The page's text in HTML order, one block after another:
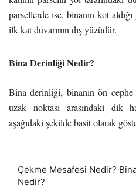
parsellerde ise, binanın kot
ilk kat duvarının dış yüzüdür.
Bina Derinliği Nedir?
Bina derinliği, binanın ön cephe
uzak noktası arasındaki dik
aşağıdaki şekilde basit olarak
Çekme Mesafesi Nedir?
Nedir?